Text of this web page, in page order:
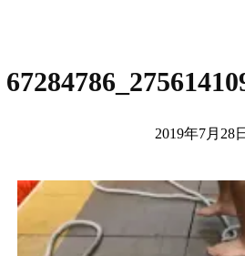
2019年7月28日